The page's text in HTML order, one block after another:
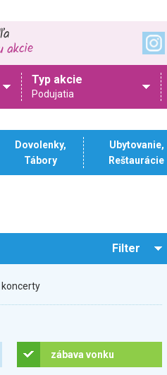
Typ akcie
Podujatia
Dovolenky,
Tábory
Ubytovanie,
Reštaurácie
Filter
koncerty
zábava vonku